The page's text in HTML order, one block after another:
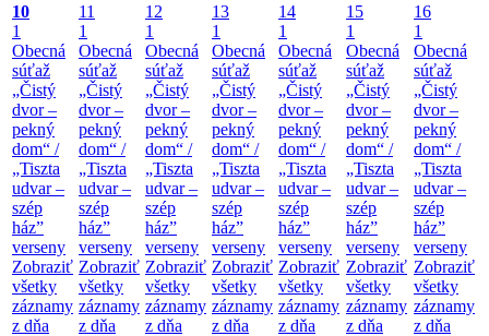
10
1
Obecná
súťaž
„Čistý
dvor –
pekný
dom“ /
„Tiszta
udvar –
szép
ház”
verseny
Zobraziť
všetky
záznamy
z dňa
11
1
Obecná
súťaž
„Čistý
dvor –
pekný
dom“ /
„Tiszta
udvar –
szép
ház”
verseny
Zobraziť
všetky
záznamy
z dňa
12
1
Obecná
súťaž
„Čistý
dvor –
pekný
dom“ /
„Tiszta
udvar –
szép
ház”
verseny
Zobraziť
všetky
záznamy
z dňa
13
1
Obecná
súťaž
„Čistý
dvor –
pekný
dom“ /
„Tiszta
udvar –
szép
ház”
verseny
Zobraziť
všetky
záznamy
z dňa
14
1
Obecná
súťaž
„Čistý
dvor –
pekný
dom“ /
„Tiszta
udvar –
szép
ház”
verseny
Zobraziť
všetky
záznamy
z dňa
15
1
Obecná
súťaž
„Čistý
dvor –
pekný
dom“ /
„Tiszta
udvar –
szép
ház”
verseny
Zobraziť
všetky
záznamy
z dňa
16
1
Obecná
súťaž
„Čistý
dvor –
pekný
dom“ /
„Tiszta
udvar –
szép
ház”
verseny
Zobraziť
všetky
záznamy
z dňa